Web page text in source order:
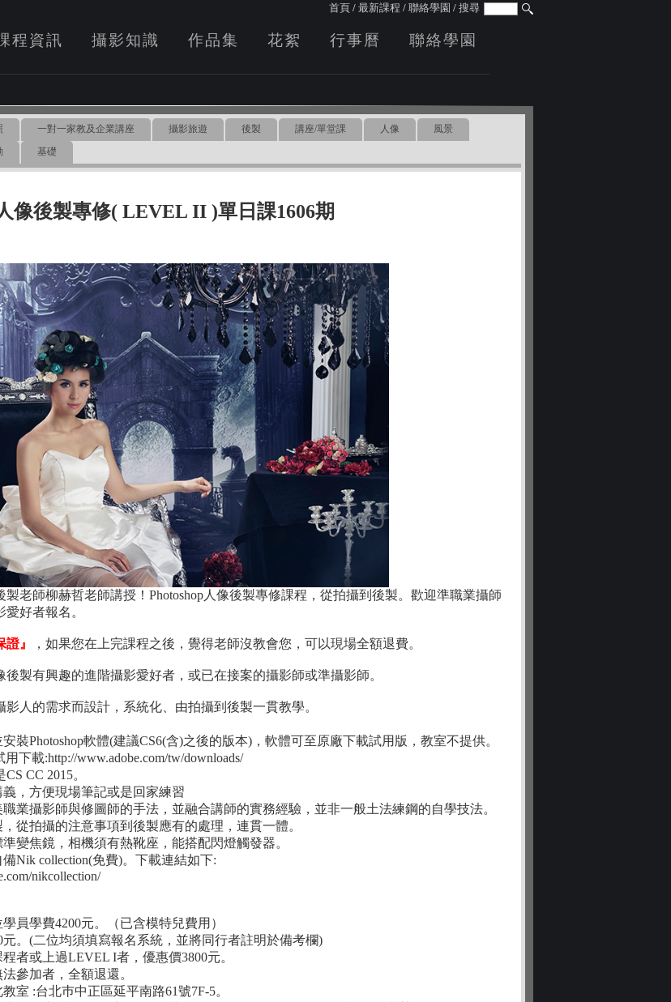
首頁/ 最新課程 / 聯絡學園 / 搜尋
程資訊 攝影知識 作品集 花絮 行事曆 聯絡學園
一對一家教及企業講座 攝影旅遊 後製 講座/單堂課 人像
風景
基礎
像後製專修( LEVEL II )單日課1606期
製老師柳赫哲老師講授！Photoshop人像後製專修課程，從拍攝到後製。歡迎準職業攝師
好者報名。
』 ，如果您在上完課程之後，覺得老師沒教會您，可以現場全額退費。
後製有興趣的進階攝影愛好者，或已在接案的攝影師或準攝影師。
影人的需求而設計，系統化、由拍攝到後製一貫教學。
裝Photoshop軟體(建議CS6(含)之後的版本)，軟體可至原廠下載試用版，教室不提供。
用下載:http://www.adobe.com/tw/downloads/
CC 2015。
，方便現場筆記或是回家練習
業攝影師與修圖師的手法，並融合講師的實務經驗，並非一般土法練鋼的自學技法。
從拍攝的注意事項到後製應有的處理，連貫一體。
變焦鏡，相機須有熱靴座，能搭配閃燈觸發器。
Nik collection(免費)。下載連結如下:
nikcollection/
員學費4200元。（已含模特兒費用）
元。(二位均須填寫報名系統，並將同行者註明於備考欄)
者或上過LEVEL I者，優惠價3800元。
參加者，全額退還。
室 :台北巿中正區延平南路61號7F-5。